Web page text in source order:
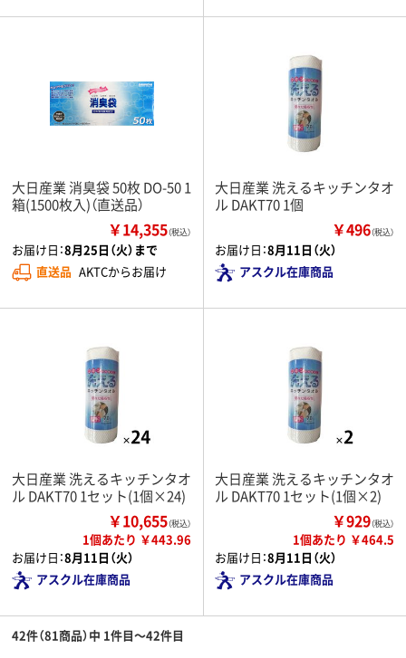
大日産業 消臭袋 50枚 DO-50 1
箱(1500枚入)（直送品）
￥14,355（税込）
お届け日：8月25日（火）まで
直送品 AKTCからお届け
大日産業 洗えるキッチンタオ
ル DAKT70 1個
￥496（税込）
お届け日：8月11日（火）
アスクル在庫商品
大日産業 洗えるキッチンタオ
ル DAKT70 1セット(1個×24)
￥10,655（税込）
1個あたり ￥443.96
お届け日：8月11日（火）
アスクル在庫商品
大日産業 洗えるキッチンタオ
ル DAKT70 1セット(1個×2)
￥929（税込）
1個あたり ￥464.5
お届け日：8月11日（火）
アスクル在庫商品
42件（81商品）中 1件目～42件目